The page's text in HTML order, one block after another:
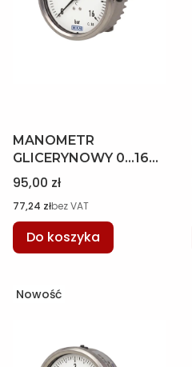
MANOMETR
GLICERYNOWY 0...16
BAR 63MM WYJŚCIE
TYLNE, M12 x 1,5 B
WIKA 12075761
Cena
95,00 zł
Cena
77,24 złbez VAT
Do koszyka
Nowość